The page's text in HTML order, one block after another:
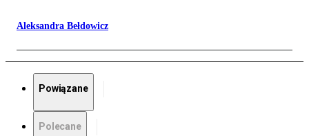
Aleksandra Bełdowicz
Powiązane
Polecane